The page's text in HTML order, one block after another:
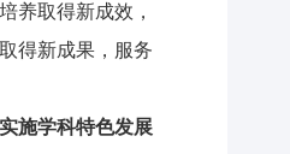
养取得新成效，
得新成果，服务
实施学科特色发展